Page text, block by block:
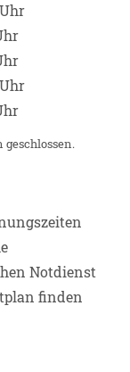
Notdienst
finden